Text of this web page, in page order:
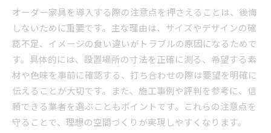
オーダー家具を導入する際の注意点を押さえることは、後悔
しないために重要です。主な理由は、サイズやデザインの確
認不足、イメージの食い違いがトラブルの原因になるためで
す。具体的には、設置場所の寸法を正確に測る、希望する素
材や色味を事前に確認する、打ち合わせの際は要望を明確に
伝えることが大切です。また、施工事例や評判を参考に、信
頼できる業者を選ぶこともポイントです。これらの注意点を
守ることで、理想の空間づくりが実現しやすくなります。